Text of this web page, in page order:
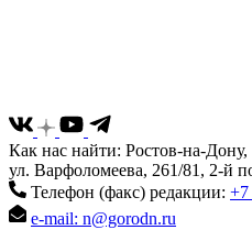
Как нас найти: Ростов-на-Дону,
ул. Варфоломеева, 261/81, 2-й
Телефон (факс) редакции: +7
e-mail: n@gorodn.ru